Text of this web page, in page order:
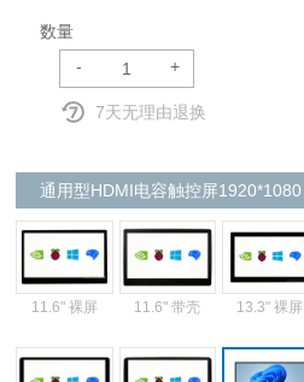
数量
-
+
7天无理由退换
通用型HDMI电容触控屏1920*1080
11.6" 裸屏 11.6" 带壳 13.3" 裸屏